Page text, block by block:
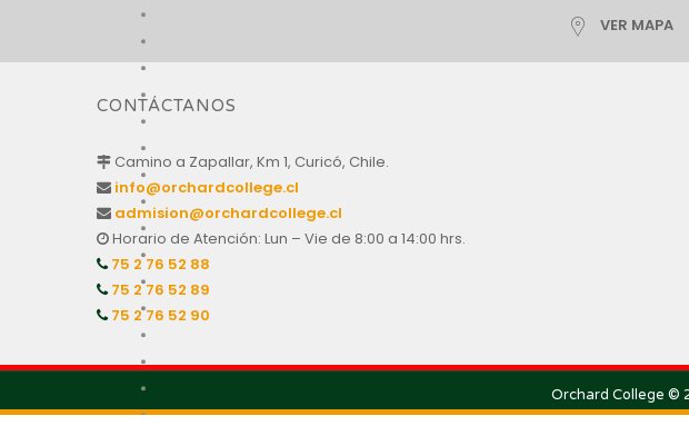
VER MAPA
CONTÁCTANOS
Camino a Zapallar, Km 1, Curicó, Chile.
info@orchardcollege.cl
admision@orchardcollege.cl
Horario de Atención: Lun – Vie de 8:00 a 14:00 hrs.
75 2 76 52 88
75 2 76 52 89
75 2 76 52 90
Orchard College ©